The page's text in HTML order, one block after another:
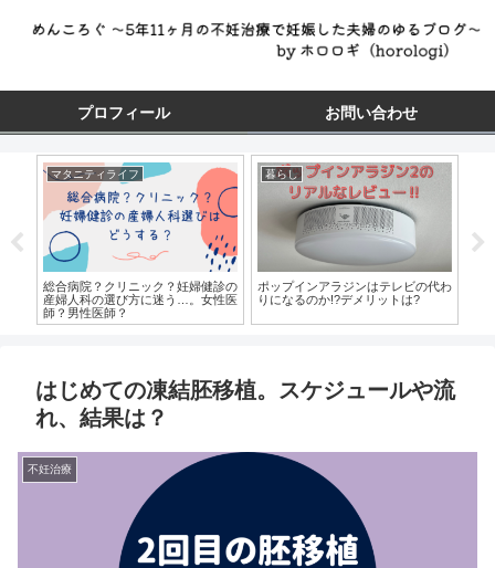
プロフィール お問い合わせ
マタニティライフ
総合病院？クリニック？妊婦健診の
産婦人科の選び方に迷う…。女性医
師？男性医師？
暮らし
ポップインアラジンはテレビの代わ
りになるのか!?デメリットは?
はじめての凍結胚移植。スケジュールや流
れ、結果は？
不妊治療